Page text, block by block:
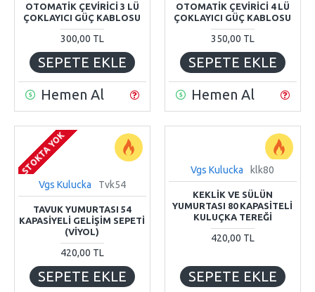
OTOMATİK ÇEVİRİCİ 3 LÜ
ÇOKLAYICI GÜÇ KABLOSU
300,00 TL
SEPETE EKLE
Hemen Al
OTOMATİK ÇEVİRİCİ 4 LÜ
ÇOKLAYICI GÜÇ KABLOSU
350,00 TL
SEPETE EKLE
Hemen Al
STOKTA YOK
Vgs Kulucka Tvk54
TAVUK YUMURTASI 54
KAPASIYELI GELIŞIM SEPETI
(VIYOL)
420,00 TL
SEPETE EKLE
Vgs Kulucka klk80
KEKLIK VE SÜLÜN
YUMURTASI 80 KAPASITELI
KULUÇKA TEREĞI
420,00 TL
SEPETE EKLE